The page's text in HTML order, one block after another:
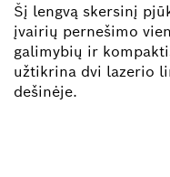
Šį lengvą skersinį
įvairių pernešimo
galimybių ir
užtikrina dvi lazerio
dešinėje.